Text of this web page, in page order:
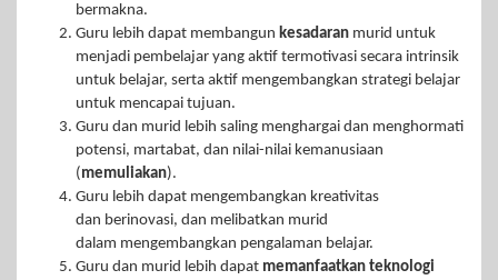
bermakna.
Guru lebih dapat membangun kesadaran murid untuk
menjadi pembelajar yang aktif termotivasi secara intrinsik
untuk belajar, serta aktif mengembangkan strategi belajar
untuk mencapai tujuan.
Guru dan murid lebih saling menghargai dan menghormati
potensi, martabat, dan nilai-nilai kemanusiaan
(memuliakan).
Guru lebih dapat mengembangkan kreativitas
dan berinovasi, dan melibatkan murid
dalam mengembangkan pengalaman belajar.
Guru dan murid lebih dapat memanfaatkan teknologi